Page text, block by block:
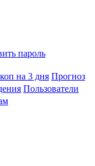
пароль
на 3 дня Прогноз
Пользователи